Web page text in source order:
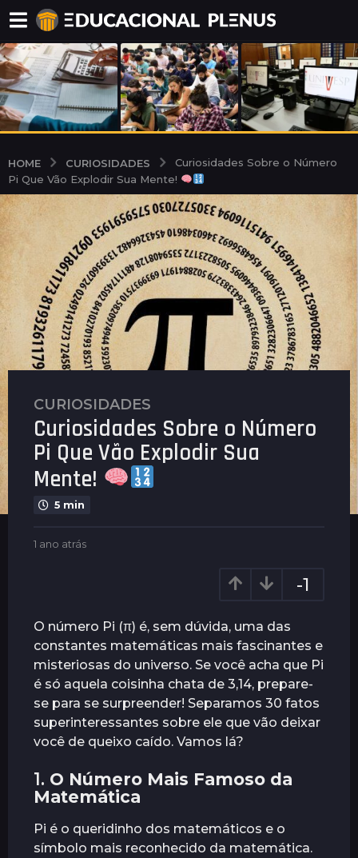
HOME CURIOSIDADES
Curiosidades Sobre o Número
Pi Que Vão Explodir Sua Mente!
1
a
n
o
a
t
á
o
a
t
r
á
s
CURIOSIDADES
Curiosidades Sobre o Número
Pi Que Vão Explodir Sua
Mente!
5 min
b
n
u
s
1 ano atrás
r
á
s
-1
O número Pi (π) é, sem dúvida, uma das
constantes matemáticas mais fascinantes e
misteriosas do universo. Se você acha que Pi
é só aquela coisinha chata de 3,14, prepare-
se para se surpreender! Separamos 30 fatos
superinteressantes sobre ele que vão deixar
você de queixo caído. Vamos lá?
1. O Número Mais Famoso da
Matemática
Pi é o queridinho dos matemáticos e o
símbolo mais reconhecido da matemática.